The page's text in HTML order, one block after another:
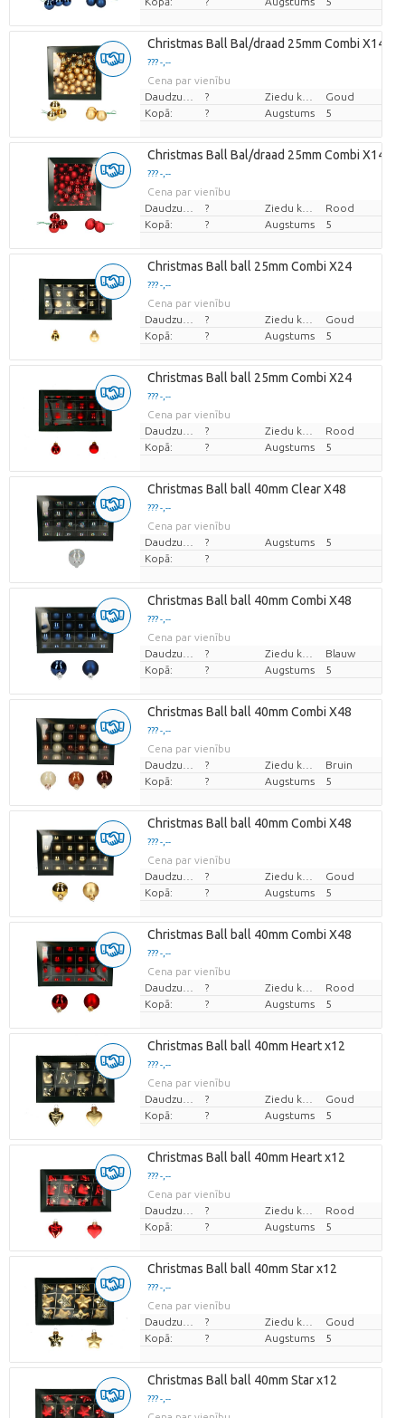
Christmas Ball Bal/draad 25mm Combi X144
??? -,--
Cena par vienību
?
Goud
Kopā:
? Augstums 5
Christmas Ball Bal/draad 25mm Combi X144
??? -,--
Cena par vienību
?
Rood
Kopā:
? Augstums 5
Christmas Ball ball 25mm Combi X24
??? -,--
Cena par vienību
?
Goud
Kopā:
? Augstums 5
Christmas Ball ball 25mm Combi X24
??? -,--
Cena par vienību
?
Rood
Kopā:
? Augstums 5
Christmas Ball ball 40mm Clear X48
??? -,--
Cena par vienību
? Augstums
5
Kopā:
?
Christmas Ball ball 40mm Combi X48
??? -,--
Cena par vienību
?
Blauw
Kopā:
? Augstums 5
Christmas Ball ball 40mm Combi X48
??? -,--
Cena par vienību
?
Bruin
Kopā:
? Augstums 5
Christmas Ball ball 40mm Combi X48
??? -,--
Cena par vienību
?
Goud
Kopā:
? Augstums 5
Christmas Ball ball 40mm Combi X48
??? -,--
Cena par vienību
?
Rood
Kopā:
? Augstums 5
Christmas Ball ball 40mm Heart x12
??? -,--
Cena par vienību
?
Goud
Kopā:
? Augstums 5
Christmas Ball ball 40mm Heart x12
??? -,--
Cena par vienību
?
Rood
Kopā:
? Augstums 5
Christmas Ball ball 40mm Star x12
??? -,--
Cena par vienību
?
Goud
Kopā:
? Augstums 5
Christmas Ball ball 40mm Star x12
??? -,--